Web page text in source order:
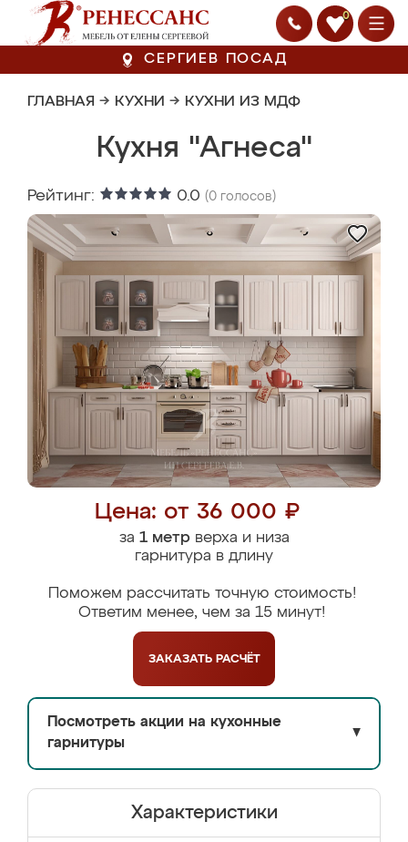
0
СЕРГИЕВ ПОСАД
ГЛАВНАЯ → КУХНИ → КУХНИ ИЗ МДФ
Кухня "Агнеса"
Рейтинг: 0.0 (0 голосов)
Цена: от 36 000 ₽
за 1 метрверха и низа
гарнитура в длину
Поможем рассчитать точную стоимость!
Ответим менее, чем за 15 минут!
ЗАКАЗАТЬ РАСЧЁТ
Посмотреть акции на кухонные
гарнитуры
▼
Характеристики